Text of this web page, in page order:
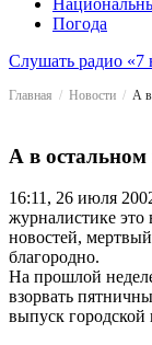
Погода
Слушать радио «7
Главная Новости А в
А в остальном
16:11, 26 июля
журналистике это
новостей,
благородно.
На прошлой
взорвать
выпуск городской